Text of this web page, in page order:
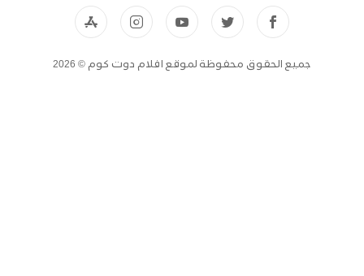
جميع الحقوق محفوظة لموقع افلام دوت كوم © 2026